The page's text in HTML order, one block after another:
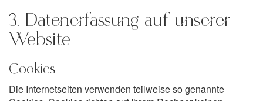
3. Datenerfassung auf unserer
Website
Cookies
Die Internetseiten verwenden teilweise so genannte